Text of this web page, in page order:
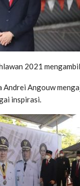
2021
Andrei Angouw
inspirasi.